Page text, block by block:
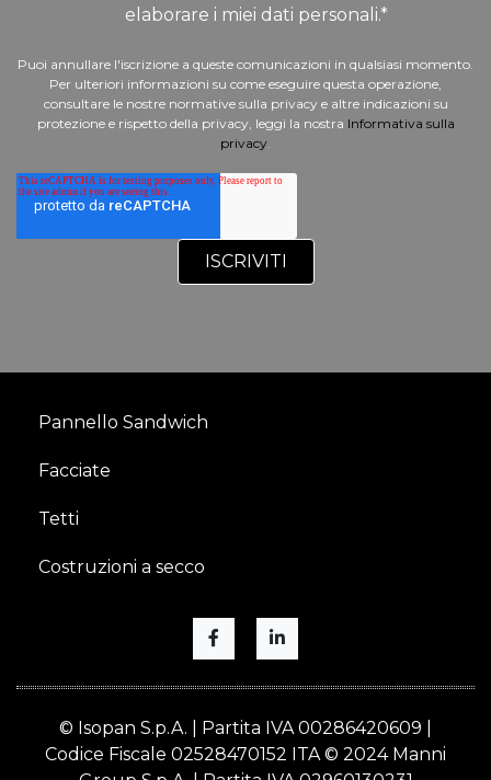
elaborare i miei dati personali.*
Puoi annullare l'iscrizione a queste comunicazioni in qualsiasi momento.
Per ulteriori informazioni su come eseguire questa operazione,
consultare le nostre normative sulla privacy e altre indicazioni su
protezione e rispetto della privacy, leggi la nostra Informativa sulla
privacy
Pannello Sandwich
Facciate
Tetti
Costruzioni a secco
© Isopan S.p.A. | Partita IVA 00286420609 |
Codice Fiscale 02528470152 ITA © 2024 Manni